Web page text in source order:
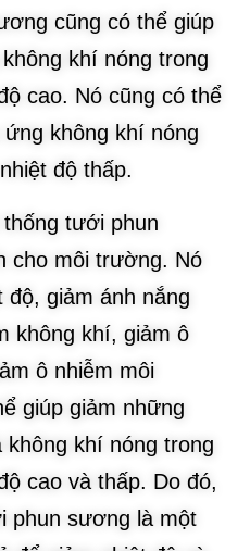
cũng có thể giúp
khí nóng trong
cao. Nó cũng có thể
không khí nóng
độ thấp.
tưới phun
cho môi trường. Nó
độ, giảm ánh nắng
không khí, giảm ô
ô nhiễm môi
giúp giảm những
khí nóng trong
cao và thấp. Do đó,
phun sương là một